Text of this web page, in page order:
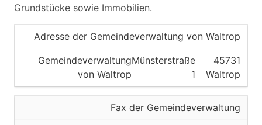
Grundstücke sowie Immobilien.
Adresse der Gemeindeverwaltung von Waltrop
Gemeindeverwaltung
von Waltrop
Münsterstraße
1
45731
Waltrop
Fax der Gemeindeverwaltung